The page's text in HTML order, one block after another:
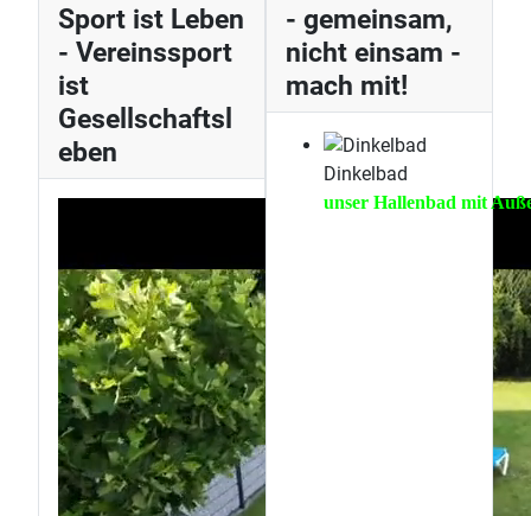
Sport ist Leben
- Vereinssport
ist
Gesellschaftsl
eben
- gemeinsam,
nicht einsam -
mach mit!
Dinkelbad
unser Hallenbad mit